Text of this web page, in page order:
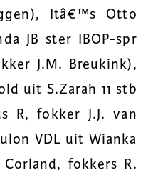
Itâ€™s Otto
JB ster IBOP-spr
J.M. Breukink),
uit S.Zarah 11 stb
R, fokker J.J. van
VDL uit Wianka
fokkers R.